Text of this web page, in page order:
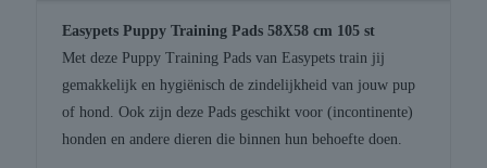
EasypetsPuppyTraining Pads 58X58 cm 105 st
Met deze Puppy Training Pads van Easypets train jij
gemakkelijk en hygiënisch de zindelijkheid van jouw pup
of hond. Ook zijn deze Pads geschikt voor (incontinente)
honden en andere dieren die binnen hun behoefte doen.